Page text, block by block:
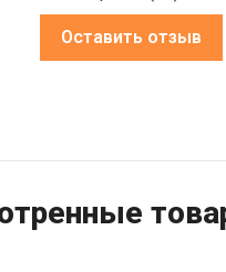
Оставить отзыв